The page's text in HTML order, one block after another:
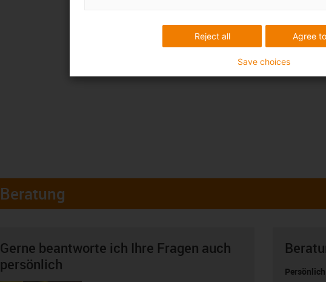
Beratung
Gerne beantworte ich Ihre Fragen auch
persönlich
Persönlich
Agree
Reject all
Save choices